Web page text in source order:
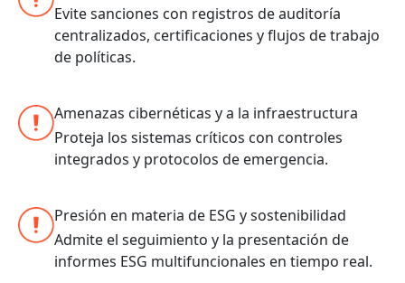
Evite sanciones con registros de auditoría
centralizados, certificaciones y flujos de trabajo
de políticas.
Amenazas cibernéticas y a la infraestructura
Proteja los sistemas críticos con controles
integrados y protocolos de emergencia.
Presión en materia de ESG y sostenibilidad
Admite el seguimiento y la presentación de
informes ESG multifuncionales en tiempo real.